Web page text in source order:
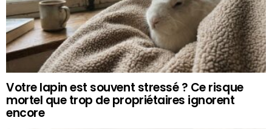
Votre lapin est souvent stressé ? Ce risque
mortel que trop de propriétaires ignorent
encore